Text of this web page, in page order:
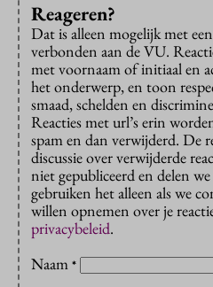
Reageren?
Dat is alleen mogelijk met
verbonden aan de VU.
met voornaam of initiaal en
het onderwerp, en toon
smaad, schelden en
Reacties met url’s erin
spam en dan verwijderd. De
discussie over verwijderde
niet gepubliceerd en delen
gebruiken het alleen als we
willen opnemen over je
privacybeleid.
Naam *